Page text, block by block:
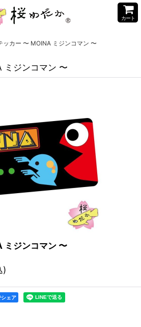
カート
ッカー 〜 MOINA ミジンコマン 〜
ミジンコマン 〜
ミジンコマン 〜
)
ェア